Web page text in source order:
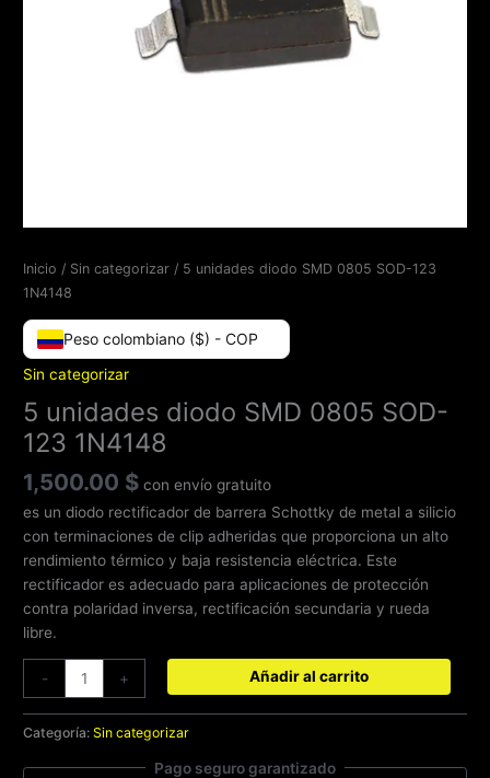
Inicio / Sin categorizar / 5 unidades diodo SMD 0805 SOD-123
1N4148
Peso colombiano ($) - COP
Sin categorizar
5 unidades diodo SMD 0805 SOD-
123 1N4148
1,500.00 $ con envío gratuito
es un diodo rectificador de barrera Schottky de metal a silicio
con terminaciones de clip adheridas que proporciona un alto
rendimiento térmico y baja resistencia eléctrica. Este
rectificador es adecuado para aplicaciones de protección
contra polaridad inversa, rectificación secundaria y rueda
libre.
- + Añadir al carrito
Categoría:Sin categorizar
Pago seguro garantizado